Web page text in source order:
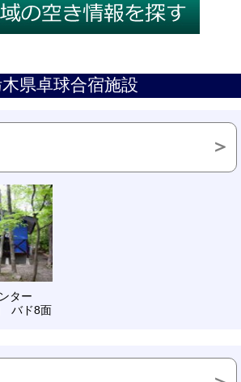
県卓球合宿施設
ター
バド8面